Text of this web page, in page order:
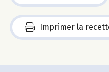
Imprimer la